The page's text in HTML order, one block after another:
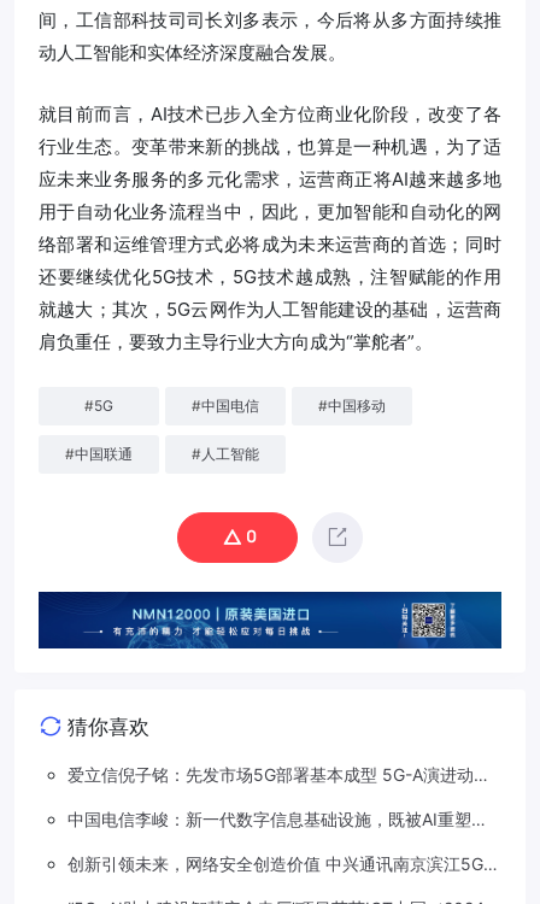
间，工信部科技司司长刘多表示，今后将从多方面持续推
动人工智能和实体经济深度融合发展。
就目前而言，AI技术已步入全方位商业化阶段，改变了各
行业生态。变革带来新的挑战，也算是一种机遇，为了适
应未来业务服务的多元化需求，运营商正将AI越来越多地
用于自动化业务流程当中，因此，更加智能和自动化的网
络部署和运维管理方式必将成为未来运营商的首选；同时
还要继续优化5G技术，5G技术越成熟，注智赋能的作用
就越大；其次，5G云网作为人工智能建设的基础，运营商
肩负重任，要致力主导行业大方向成为“掌舵者”。
#5G #中国电信 #中国移动
#中国联通 # 人工智能
0
猜你喜欢
爱立信倪子铭：先发市场5G部署基本成型 5G-A演进动能
中国电信李峻：新一代数字信息基础设施，既被AI重塑，
创新引领未来，网络安全创造价值 中兴通讯南京滨江5G工